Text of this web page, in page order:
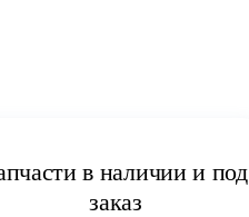
в наличии и под
заказ